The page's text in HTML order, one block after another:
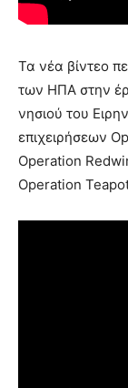
Τα νέα βίντεο
των ΗΠΑ στην
νησιού του
επιχειρήσεων
Operation
Operation